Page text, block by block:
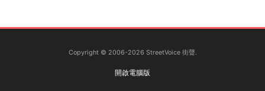
Copyright © 2006-2026 StreetVoice 街聲.
開啟電腦版